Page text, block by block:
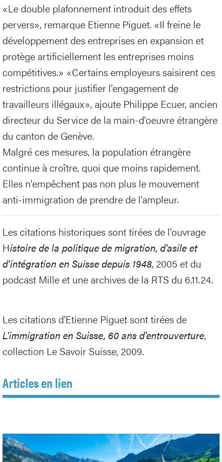
«Le double plafonnement introduit des effets
pervers», remarque Etienne Piguet. «Il freine le
développement des entreprises en expansion et
protège artificiellement les entreprises moins
compétitives.» «Certains employeurs saisirent ces
restrictions pour justifier l'engagement de
travailleurs illégaux», ajoute Philippe Ecuer, ancien
directeur du Service de la main-d'oeuvre étrangère
du canton de Genève.
Malgré ces mesures, la population étrangère
continue à croître, quoi que moins rapidement.
Elles n'empêchent pas non plus le mouvement
anti-immigration de prendre de l'ampleur.
Les citations historiques sont tirées de l'ouvrage
Histoire de la politique de migration, d'asile et
d'intégration en Suisse depuis 1948, 2005 et du
podcast Mille et une archives de la RTS du 6.11.24.
Les citations d'Etienne Piguet sont tirées de
L'immigration en Suisse, 60 ans d'entrouverture,
collection Le Savoir Suisse, 2009.
Articles en lien